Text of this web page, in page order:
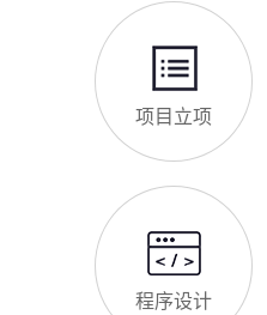
项目立项
程序设计